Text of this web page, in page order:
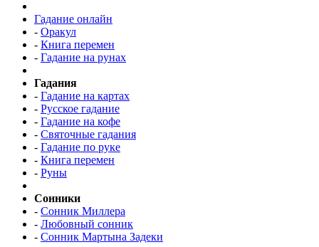
Гадание онлайн
- Оракул
- Книга перемен
- Гадание на рунах
Гадания
- Гадание на картах
- Русское гадание
- Гадание на кофе
- Святочные гадания
- Гадание по руке
- Книга перемен
- Руны
Сонники
- Сонник Миллера
- Любовный сонник
- Сонник Мартына Задеки